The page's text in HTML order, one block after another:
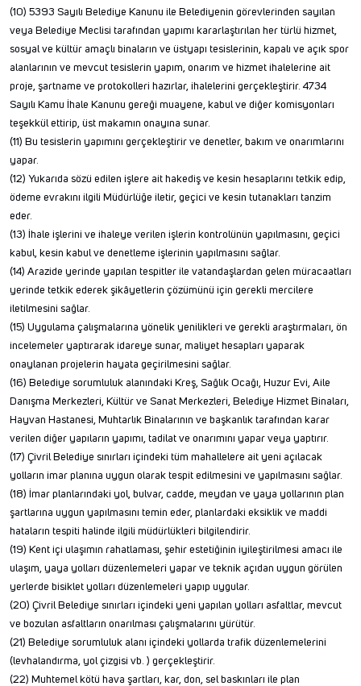
(10) 5393 Sayılı Belediye Kanunu ile Belediyenin görevlerinden sayılan
veya Belediye Meclisi tarafından yapımı kararlaştırılan her türlü hizmet,
sosyal ve kültür amaçlı binaların ve üstyapı tesislerinin, kapalı ve açık spor
alanlarının ve mevcut tesislerin yapım, onarım ve hizmet ihalelerine ait
proje, şartname ve protokolleri hazırlar, ihalelerini gerçekleştirir. 4734
Sayılı Kamu İhale Kanunu gereği muayene, kabul ve diğer komisyonları
teşekkül ettirip, üst makamın onayına sunar.
(11) Bu tesislerin yapımını gerçekleştirir ve denetler, bakım ve onarımlarını
yapar.
(12) Yukarıda sözü edilen işlere ait hakediş ve kesin hesaplarını tetkik edip,
ödeme evrakını ilgili Müdürlüğe iletir, geçici ve kesin tutanakları tanzim
eder.
(13) İhale işlerini ve ihaleye verilen işlerin kontrolünün yapılmasını, geçici
kabul, kesin kabul ve denetleme işlerinin yapılmasını sağlar.
(14) Arazide yerinde yapılan tespitler ile vatandaşlardan gelen müracaatları
yerinde tetkik ederek şikâyetlerin çözümünü için gerekli mercilere
iletilmesini sağlar.
(15) Uygulama çalışmalarına yönelik yenilikleri ve gerekli araştırmaları, ön
incelemeler yaptırarak idareye sunar, maliyet hesapları yaparak
onaylanan projelerin hayata geçirilmesini sağlar.
(16) Belediye sorumluluk alanındaki Kreş, Sağlık Ocağı, Huzur Evi, Aile
Danışma Merkezleri, Kültür ve Sanat Merkezleri, Belediye Hizmet Binaları,
Hayvan Hastanesi, Muhtarlık Binalarının ve başkanlık tarafından karar
verilen diğer yapıların yapımı, tadilat ve onarımını yapar veya yaptırır.
(17) Çivril Belediye sınırları içindeki tüm mahallelere ait yeni açılacak
yolların imar planına uygun olarak tespit edilmesini ve yapılmasını sağlar.
(18) İmar planlarındaki yol, bulvar, cadde, meydan ve yaya yollarının plan
şartlarına uygun yapılmasını temin eder, planlardaki eksiklik ve maddi
hataların tespiti halinde ilgili müdürlükleri bilgilendirir.
(19) Kent içi ulaşımın rahatlaması, şehir estetiğinin iyileştirilmesi amacı ile
ulaşım, yaya yolları düzenlemeleri yapar ve teknik açıdan uygun görülen
yerlerde bisiklet yolları düzenlemeleri yapıp uygular.
(20) Çivril Belediye sınırları içindeki yeni yapılan yolları asfaltlar, mevcut
ve bozulan asfaltların onarılması çalışmalarını yürütür.
(21) Belediye sorumluluk alanı içindeki yollarda trafik düzenlemelerini
(levhalandırma, yol çizgisi vb. ) gerçekleştirir.
(22) Muhtemel kötü hava şartları, kar, don, sel baskınları ile plan